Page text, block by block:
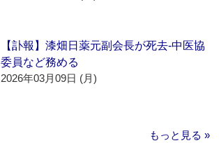
【訃報】漆畑日薬元副会長が死去‐中医協
委員など務める
2026年03月09日 (月)
もっと見る »